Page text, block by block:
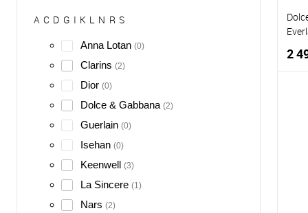
A C D G I K L N R S
Anna Lotan (0)
Clarins (2)
Dior (0)
Dolce & Gabbana (2)
Guerlain (0)
Isehan (0)
Keenwell (3)
La Sincere (1)
Nars (2)
2